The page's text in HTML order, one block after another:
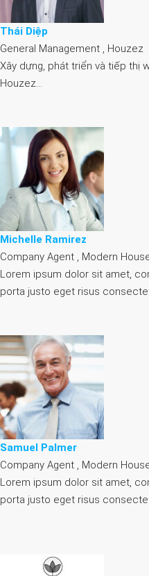
Thái Diệp
General Management , Houzez
Xây dựng, phát triển và tiếp thị
Houzez…
Michelle Ramirez
Company Agent , Modern
Lorem ipsum dolor sit amet,
porta justo eget risus
Samuel Palmer
Company Agent , Modern
Lorem ipsum dolor sit amet,
porta justo eget risus